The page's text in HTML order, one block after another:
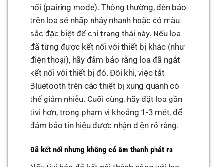
nối (pairing mode). Thông thường, đèn báo
trên loa sẽ nhấp nháy nhanh hoặc có màu
sắc đặc biệt để chỉ trạng thái này. Nếu loa
đã từng được kết nối với thiết bị khác (như
điện thoại), hãy đảm bảo rằng loa đã ngắt
kết nối với thiết bị đó. Đôi khi, việc tắt
Bluetooth trên các thiết bị xung quanh có
thể giảm nhiễu. Cuối cùng, hãy đặt loa gần
tivi hơn, trong phạm vi khoảng 1-3 mét, để
đảm bảo tín hiệu được nhận diện rõ ràng.
Đã kết nối nhưng không có âm thanh phát ra